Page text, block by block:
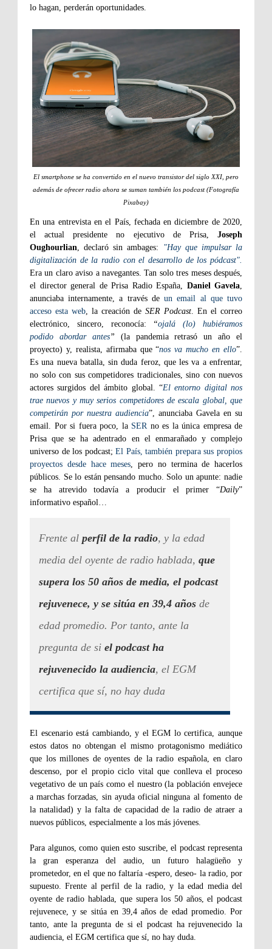
lo hagan, perderán oportunidades.
El smartphone se ha convertido en el nuevo transistor del siglo XXI, pero
además de ofrecer radio ahora se suman también los podcast (Fotografía
Pixabay)
En una entrevista en el País, fechada en diciembre de 2020,
el actual presidente no ejecutivo de Prisa, Joseph
Oughourlian , declaró sin ambages: "Hay que impulsar la
digitalización de la radio con el desarrollo de los pódcast".
Era un claro aviso a navegantes. Tan solo tres meses después,
el director general de Prisa Radio España, Daniel Gavela
anunciaba internamente, a través deun email al que tuvo
acceso esta web , la creación de SER Podcast . En el correo
electrónico, sincero, reconocía:
“ojalá (lo) hubiéramos
podido abordar antes” (la pandemia retrasó un año el
proyecto) y, realista, afirmaba que “nos va mucho en ello”.
Es una nueva batalla, sin duda feroz, que les va a enfrentar,
no solo con sus competidores tradicionales, sino con nuevos
actores surgidos del ámbito global. “El entorno digital nos
trae nuevos y muy serios competidores de escala global, que
competirán por nuestra audiencia”, anunciaba Gavela en su
email. Por si fuera poco, la SER no es la única empresa de
Prisa que se ha adentrado en el enmarañado y complejo
universo de los podcast;El País, también prepara sus propios
proyectos desde hace meses , pero no termina de hacerlos
públicos. Se lo están pensando mucho. Solo un apunte: nadie
se ha atrevido todavía a producir el primer “Daily”
informativo español…
Frente al perfil de la radio, y la edad
media del oyente de radio hablada, que
supera los 50 años de media, el podcast
rejuvenece, y se sitúa en 39,4 años de
edad promedio. Por tanto, ante la
pregunta de si el podcast ha
rejuvenecido la audiencia, el EGM
certifica que sí, no hay duda
El escenario está cambiando, y el EGM lo certifica, aunque
estos datos no obtengan el mismo protagonismo mediático
que los millones de oyentes de la radio española, en claro
descenso, por el propio ciclo vital que conlleva el proceso
vegetativo de un país como el nuestro (la población envejece
a marchas forzadas, sin ayuda oficial ninguna al fomento de
la natalidad) y la falta de capacidad de la radio de atraer a
nuevos públicos, especialmente a los más jóvenes.
Para algunos, como quien esto suscribe, el podcast representa
la gran esperanza del audio, un futuro halagüeño y
prometedor, en el que no faltaría -espero, deseo- la radio, por
supuesto. Frente al perfil de la radio, y la edad media del
oyente de radio hablada, que supera los 50 años, el podcast
rejuvenece, y se sitúa en 39,4 años de edad promedio. Por
tanto, ante la pregunta de si el podcast ha rejuvenecido la
audiencia, el EGM certifica que sí, no hay duda.